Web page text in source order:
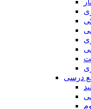
درسی